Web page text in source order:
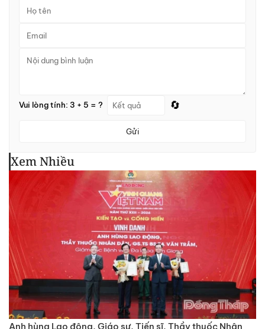
Vui lòng tính: 3 + 5 = ? 🔄
Gửi
Xem Nhiều
Anh hùng Lao động, Giáo sư, Tiến sĩ, Thầy thuốc Nhân